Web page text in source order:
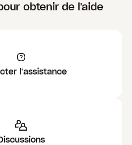
obtenir de l'aide
l'assistance